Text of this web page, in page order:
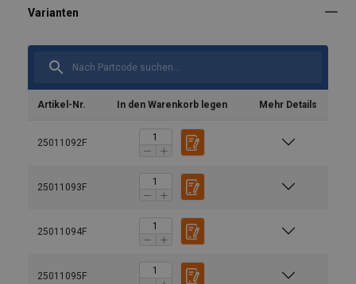
Artikel-Nr. In den Warenkorb legen Mehr Details
25011092F
25011093F
25011094F
25011095F
Kennzeichnung:
Standard: